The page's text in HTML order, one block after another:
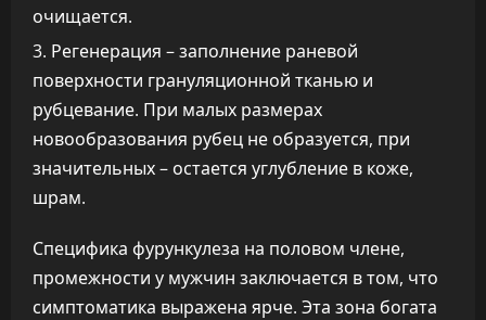
очищается.
Регенерация – заполнение раневой
поверхности грануляционной тканью и
рубцевание. При малых размерах
новообразования рубец не образуется, при
значительных – остается углубление в коже,
шрам.
Специфика фурункулеза на половом члене,
промежности у мужчин заключается в том, что
симптоматика выражена ярче. Эта зона богата